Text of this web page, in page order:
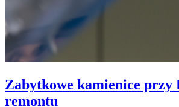
Zabytkowe kamienice przy
remontu